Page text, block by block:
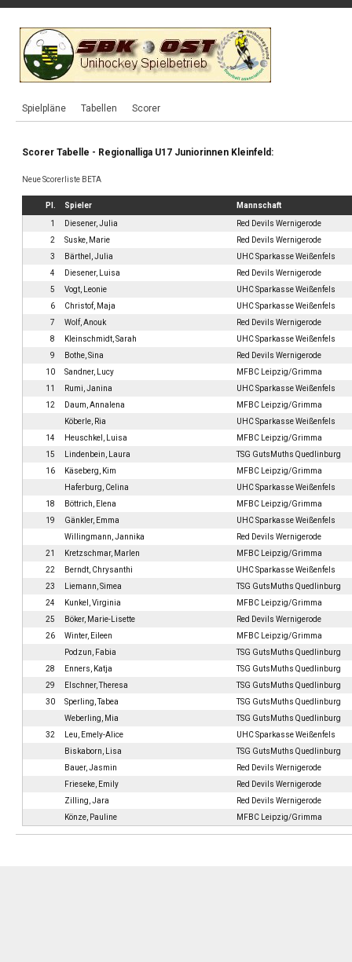
Spielpläne Tabellen Scorer
Scorer Tabelle - Regionalliga U17 Juniorinnen Kleinfeld:
Neue Scorerliste BETA
Pl. Spieler Mannschaft
1 Diesener, Julia
Red Devils Wernigerode
2
Suske, Marie
Red Devils Wernigerode
3
Bärthel, Julia
UHC Sparkasse Weißenfels
4
Diesener, Luisa
Red Devils Wernigerode
5
Vogt, Leonie
UHC Sparkasse Weißenfels
6
Christof, Maja
UHC Sparkasse Weißenfels
7
Wolf, Anouk
Red Devils Wernigerode
8
Kleinschmidt, Sarah
UHC Sparkasse Weißenfels
9
Bothe, Sina
Red Devils Wernigerode
10
Sandner, Lucy
MFBC Leipzig/Grimma
11
Rumi, Janina
UHC Sparkasse Weißenfels
12
Daum, Annalena
MFBC Leipzig/Grimma
Köberle, Ria
UHC Sparkasse Weißenfels
14
Heuschkel, Luisa
MFBC Leipzig/Grimma
15
Lindenbein, Laura
TSG GutsMuths Quedlinburg
16
Käseberg, Kim
MFBC Leipzig/Grimma
Haferburg, Celina
UHC Sparkasse Weißenfels
18
Böttrich, Elena
MFBC Leipzig/Grimma
19
Gänkler, Emma
UHC Sparkasse Weißenfels
Willingmann, Jannika
Red Devils Wernigerode
21
Kretzschmar, Marlen
MFBC Leipzig/Grimma
22
Berndt, Chrysanthi
UHC Sparkasse Weißenfels
23
Liemann, Simea
TSG GutsMuths Quedlinburg
24
Kunkel, Virginia
MFBC Leipzig/Grimma
25
Böker, Marie-Lisette
Red Devils Wernigerode
26
Winter, Eileen
MFBC Leipzig/Grimma
Podzun, Fabia
TSG GutsMuths Quedlinburg
28
Enners, Katja
TSG GutsMuths Quedlinburg
29
Elschner, Theresa
TSG GutsMuths Quedlinburg
30
Sperling, Tabea
TSG GutsMuths Quedlinburg
Weberling, Mia
TSG GutsMuths Quedlinburg
32
Leu, Emely-Alice
UHC Sparkasse Weißenfels
Biskaborn, Lisa
TSG GutsMuths Quedlinburg
Bauer, Jasmin
Red Devils Wernigerode
Frieseke, Emily
Red Devils Wernigerode
Zilling, Jara
Red Devils Wernigerode
Könze, Pauline
MFBC Leipzig/Grimma